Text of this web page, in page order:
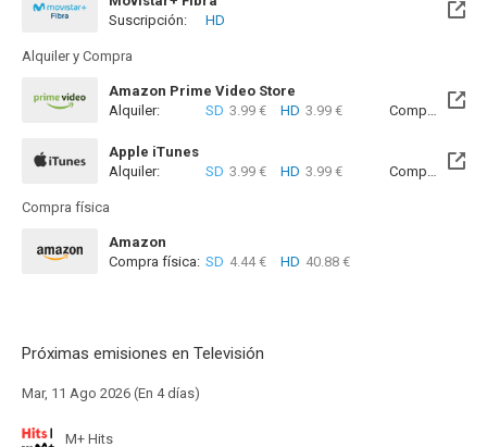
Disponible hasta el Jue, 31 Dic 2026 (Quedan 4 meses)
Suscripción: HD
Alquiler y Compra
Amazon Prime Video Store
Alquiler:
SD 3.99 € HD 3.99 € Compra: SD
Apple iTunes
Alquiler:
SD 3.99 € HD 3.99 € Compra: SD
Compra física
Amazon
Compra física: SD 4.44 € HD 40.88 €
Próximas emisiones en Televisión
Mar, 11 Ago 2026 (En 4 días)
M+ Hits